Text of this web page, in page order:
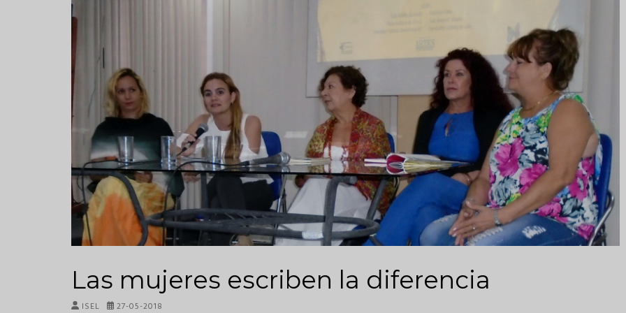
Las mujeres escriben la diferencia
ISEL 27-05-2018